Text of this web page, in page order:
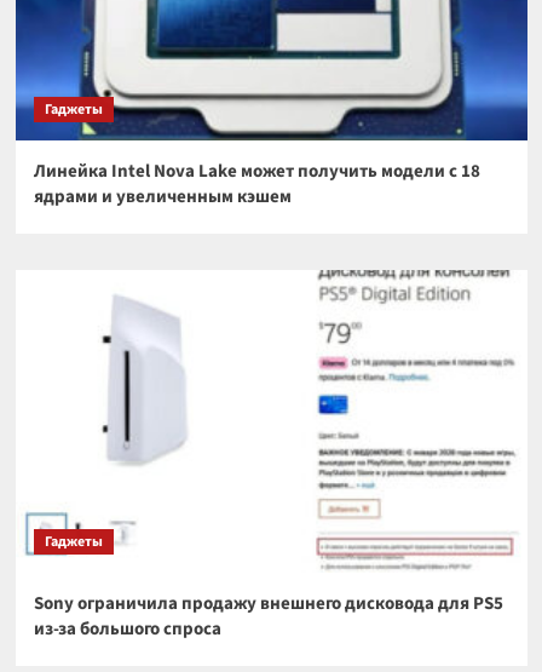
Гаджеты
Линейка Intel Nova Lake может получить модели с 18
ядрами и увеличенным кэшем
Гаджеты
Sony ограничила продажу внешнего дисковода для PS5
из-за большого спроса